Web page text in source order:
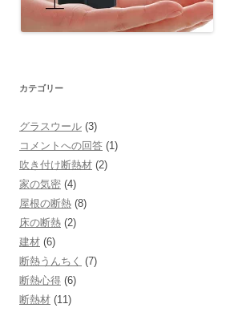
カテゴリー
グラスウール (3)
コメントへの回答 (1)
吹き付け断熱材 (2)
家の気密 (4)
屋根の断熱 (8)
床の断熱 (2)
建材 (6)
断熱うんちく (7)
断熱心得 (6)
断熱材 (11)